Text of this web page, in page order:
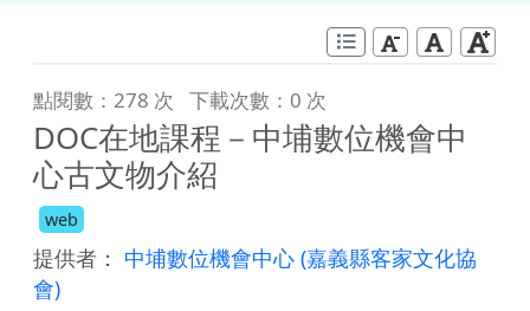
點閱數：278 次 下載次數：0 次
DOC在地課程－中埔數位機會中
心古文物介紹
web
提供者： 中埔數位機會中心 (嘉義縣客家文化協
會)